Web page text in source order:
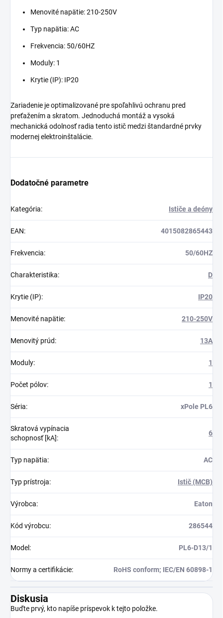
Menovité napätie: 210-250V
Typ napätia: AC
Frekvencia: 50/60HZ
Moduly: 1
Krytie (IP): IP20
Zariadenie je optimalizované pre spoľahlivú ochranu pred
preťažením a skratom. Jednoduchá montáž a vysoká
mechanická odolnosť radia tento istič medzi štandardné prvky
modernej elektroinštalácie.
Dodatočné parametre
Kategória: Ističe a deóny
EAN: 4015082865443
Frekvencia: 50/60HZ
Charakteristika: D
Krytie (IP): IP20
Menovité napätie: 210-250V
Menovitý prúd: 13A
Moduly: 1
Počet pólov: 1
Séria: xPole PL6
Skratová vypínacia
schopnosť [kA]:
6
Typ napätia: AC
Typ prístroja: Istič (MCB)
Výrobca: Eaton
Kód výrobcu: 286544
Model : PL6-D13/1
Normy a certifikácie: RoHS conform; IEC/EN 60898-1
Diskusia
Buďte prvý, kto napíše príspevok k tejto položke.